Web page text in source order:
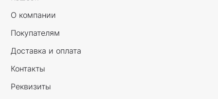
О компании
Покупателям
Доставка и оплата
Контакты
Реквизиты